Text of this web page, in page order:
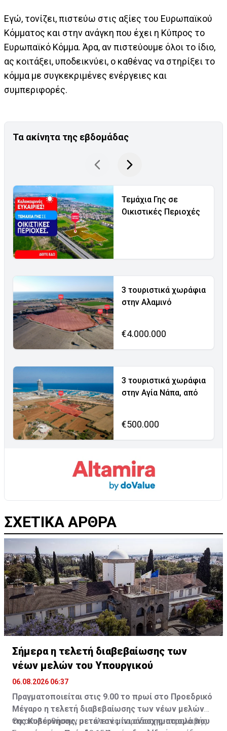
Εγώ, τονίζει, πιστεύω στις αξίες του Ευρωπαϊκού
Κόμματος και στην ανάγκη που έχει η Κύπρος το
Ευρωπαϊκό Κόμμα. Άρα, αν πιστεύουμε όλοι το ίδιο,
ας κοιτάξει, υποδεικνύει, ο καθένας να στηρίξει το
κόμμα με συγκεκριμένες ενέργειες και
συμπεριφορές.
Τα ακίνητα της εβδομάδας
Τεμάχια Γης σε
Οικιστικές Περιοχές
3 τουριστικά χωράφια
στην Αλαμινό
€4.000.000
3 τουριστικά χωράφια
στην Αγία Νάπα, από
€500.000
ΣΧΕΤΙΚΑ ΑΡΘΡΑ
Σήμερα η τελετή διαβεβαίωσης των
νέων μελών του Υπουργικού
06.08.2026 06:37
Πραγματοποιείται στις 9.00 το πρωί στο Προεδρικό
Μέγαρο η τελετή διαβεβαίωσης των νέων μελών
της Κυβέρνησης, μετά τον μίνι ανασχηματισμό που
Θα ακολουθήσουν οι τελετές παράδοσης-παραλαβής.